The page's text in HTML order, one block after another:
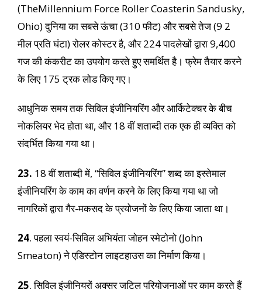
(TheMillennium Force Roller Coasterin Sandusky,
Ohio) दुनिया का सबसे ऊंचा (310 फीट) और सबसे तेज (9 2
मील प्रति घंटा) रोलर कोस्टर है, और 224 पादलेखों द्वारा 9,400
गज की कंकरीट का उपयोग करते हुए समर्थित है। फ्रेम तैयार करने
के लिए 175 ट्रक लोड किए गए।
आधुनिक समय तक सिविल इंजीनियरिंग और आर्किटेक्चर के बीच
नोकलियर भेद होता था, और 18 वीं शताब्दी तक एक ही व्यक्ति को
संदर्भित किया गया था।
23. 18 वीं शताब्दी में, “सिविल इंजीनियरिंग” शब्द का इस्तेमाल
इंजीनियरिंग के काम का वर्णन करने के लिए किया गया था जो
नागरिकों द्वारा गैर-मकसद के प्रयोजनों के लिए किया जाता था।
24. पहला स्वयं-सिविल अभियंता जोहन स्मेटोनो (John
Smeaton) ने एडिस्टोन लाइटहाउस का निर्माण किया।
25. सिविल इंजीनियरों अक्सर जटिल परियोजनाओं पर काम करते हैं